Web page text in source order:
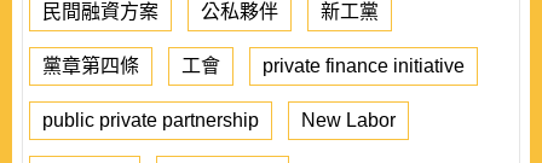
民間融資方案 公私夥伴 新工黨
黨章第四條 工會 private finance initiative
public private partnership New Labor